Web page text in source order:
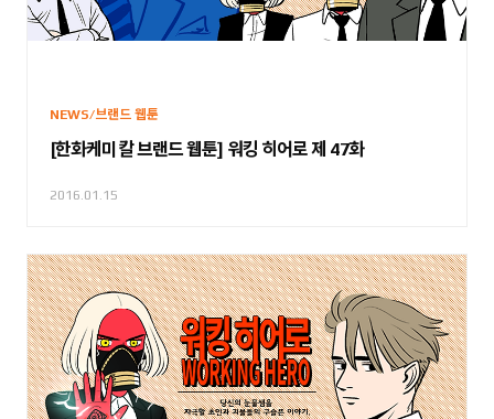
NEWS/브랜드 웹툰
[한화케미칼 브랜드 웹툰] 워킹 히어로 제 47화
2016.01.15